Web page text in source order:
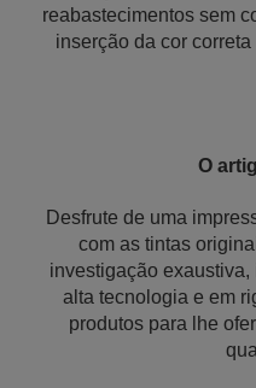
reabastecimentos sem
inserção da cor
O
Desfrute de uma
com as tintas
investigação
alta tecnologia e em
produtos para lhe